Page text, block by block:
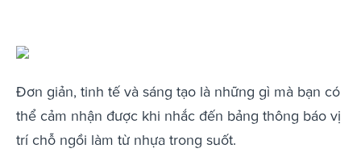
Đơn giản, tinh tế và sáng tạo là những gì mà bạn có
thể cảm nhận được khi nhắc đến bảng thông báo vị
trí chỗ ngồi làm từ nhựa trong suốt.